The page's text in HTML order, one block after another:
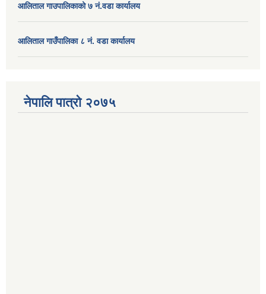
आलिताल गाउपालिकाको ७ नं.वडा कार्यालय
आलिताल गाउँपालिका ८ नं. वडा कार्यालय
नेपालि पात्रो २०७५